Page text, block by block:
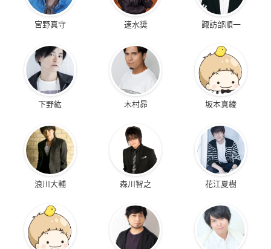
宮野真守 速水奨 諏訪部順一
下野紘 木村昴 坂本真綾
浪川大輔 森川智之 花江夏樹